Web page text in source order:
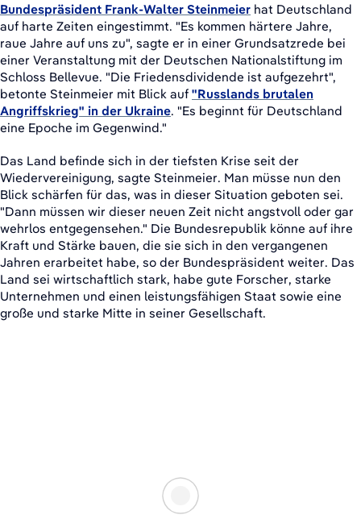
Bundespräsident Frank-Walter Steinmeier hat Deutschland
auf harte Zeiten eingestimmt. "Es kommen härtere Jahre,
raue Jahre auf uns zu", sagte er in einer Grundsatzrede bei
einer Veranstaltung mit der Deutschen Nationalstiftung im
Schloss Bellevue. "Die Friedensdividende ist aufgezehrt",
betonte Steinmeier mit Blick auf "Russlands brutalen
Angriffskrieg" in der Ukraine. "Es beginnt für Deutschland
eine Epoche im Gegenwind."
Das Land befinde sich in der tiefsten Krise seit der
Wiedervereinigung, sagte Steinmeier. Man müsse nun den
Blick schärfen für das, was in dieser Situation geboten sei.
"Dann müssen wir dieser neuen Zeit nicht angstvoll oder gar
wehrlos entgegensehen." Die Bundesrepublik könne auf ihre
Kraft und Stärke bauen, die sie sich in den vergangenen
Jahren erarbeitet habe, so der Bundespräsident weiter. Das
Land sei wirtschaftlich stark, habe gute Forscher, starke
Unternehmen und einen leistungsfähigen Staat sowie eine
große und starke Mitte in seiner Gesellschaft.